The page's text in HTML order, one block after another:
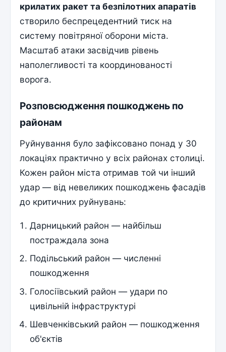
крилатих ракет та безпілотних апаратів
створило беспрецедентний тиск на
систему повітряної оборони міста.
Масштаб атаки засвідчив рівень
наполегливості та координованості
ворога.
Розповсюдження пошкоджень по
районам
Руйнування було зафіксовано понад у 30
локаціях практично у всіх районах столиці.
Кожен район міста отримав той чи інший
удар — від невеликих пошкоджень фасадів
до критичних руйнувань:
Дарницький район — найбільш
постраждала зона
Подільський район — численні
пошкодження
Голосіївський район — удари по
цивільній інфраструктурі
Шевченківський район — пошкодження
об'єктів